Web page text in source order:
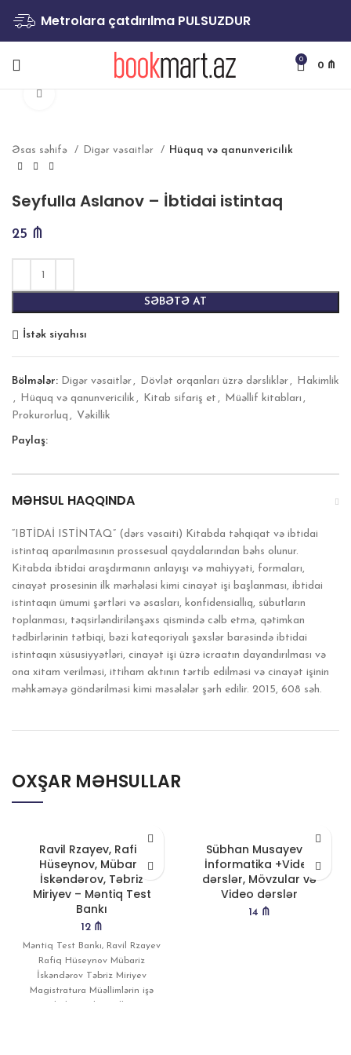
Metrolara çatdırılma PULSUZDUR
0
0 ₼
Əsas səhifə Digər vəsaitlər Hüquq və qanunvericilik
Seyfulla Aslanov – İbtidai istintaq
25 ₼
SƏBƏTƏ AT
İstək siyahısı
Bölmələr: Digər vəsaitlər, Dövlət orqanları üzrə dərsliklər, Hakimlik
, Hüquq və qanunvericilik , Kitab sifariş et , Müəllif kitabları ,
Prokurorluq , Vəkillik
Paylaş:
MƏHSUL HAQQINDA
“IBTİDAİ ISTİNTAQ” (dərs vəsaiti) Kitabda təhqiqat və ibtidai
istintaq aparılmasının prossesual qaydalarından bəhs olunur.
Kitabda ibtidai araşdırmanın anlayışı və mahiyyəti, formaları,
cinayət prosesinin ilk mərhələsi kimi cinayət işi başlanması, ibtidai
istintaqın ümumi şərtləri və əsasları, konfidensiallıq, sübutların
toplanması, təqsirləndirilənşəxs qismində cəlb etmə, qətimkan
tədbirlərinin tətbiqi, bəzi kateqoriyalı şəxslər barəsində ibtidai
istintaqın xüsusiyyətləri, cinayət işi üzrə icraatın dayandırılması və
ona xitam verilməsi, ittiham aktının tərtib edilməsi və cinayət işinin
məhkəməyə göndərilməsi kimi məsələlər şərh edilir. 2015, 608 səh.
OXŞAR MƏHSULLAR
Ravil Rzayev, Rafiq
Hüseynov, Mübariz
İskəndərov, Təbriz
Miriyev – Məntiq Test
Bankı
12 ₼
Məntiq Test Bankı, Ravil Rzayev
Rafiq Hüseynov Mübariz
İskəndərov Təbriz Miriyev
Magistratura Müəllimlərin işə
Sübhan Musayev –
İnformatika +Video
dərslər, Mövzular və
Video dərslər
14 ₼